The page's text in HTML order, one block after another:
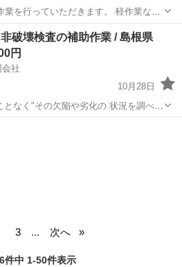
業を行っていただきます。 軽作業なの
いてるので働きやすい環境です。
3ヶ月（7700円） 休憩90分 休日日曜
その他
破壊検査の補助作業 / 島根県
円
会社
10月28日
3 ... 次へ
件中 1-50件表示